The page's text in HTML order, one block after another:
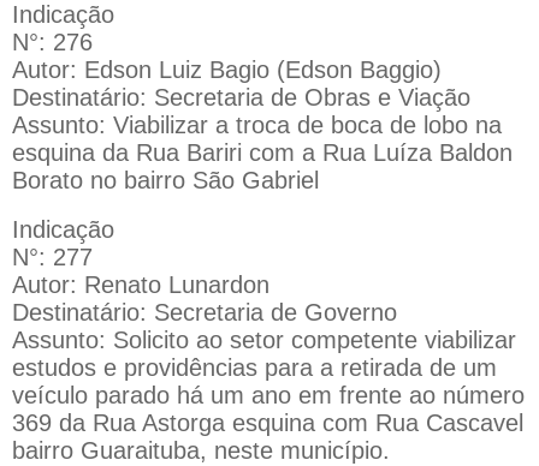
Indicação
N°: 276
Autor: Edson Luiz Bagio (Edson Baggio)
Destinatário: Secretaria de Obras e Viação
Assunto: Viabilizar a troca de boca de lobo na
esquina da Rua Bariri com a Rua Luíza Baldon
Borato no bairro São Gabriel
Indicação
N°: 277
Autor: Renato Lunardon
Destinatário: Secretaria de Governo
Assunto: Solicito ao setor competente viabilizar
estudos e providências para a retirada de um
veículo parado há um ano em frente ao número
369 da Rua Astorga esquina com Rua Cascavel
bairro Guaraituba, neste município.